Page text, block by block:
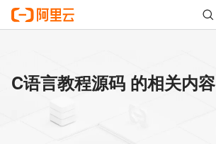
C语言教程源码 的相关内容